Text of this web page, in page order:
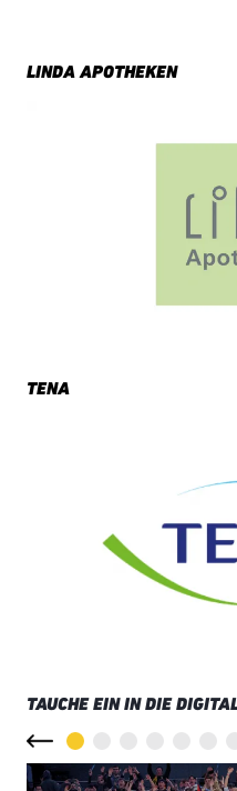
LINDA APOTHEKEN
TENA
TAUCHE EIN IN DIE